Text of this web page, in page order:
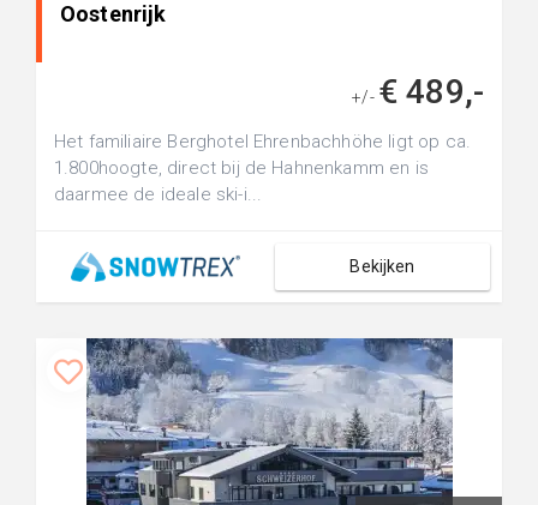
Oostenrijk
+/- € 489,-
Het familiaire Berghotel Ehrenbachhöhe ligt op ca.
1.800hoogte, direct bij de Hahnenkamm en is
daarmee de ideale ski-i...
Bekijken